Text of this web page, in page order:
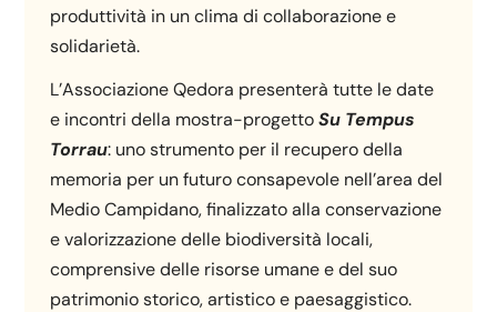
produttività in un clima di collaborazione e
solidarietà.
L’Associazione Qedora presenterà tutte le date
e incontri della mostra-progettoSu Tempus
Torrau: uno strumento per il recupero della
memoria per un futuro consapevole nell’area del
Medio Campidano, finalizzato alla conservazione
e valorizzazione delle biodiversità locali,
comprensive delle risorse umane e del suo
patrimonio storico, artistico e paesaggistico.